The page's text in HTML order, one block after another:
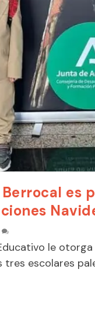
Berrocal es
le
tres escolares